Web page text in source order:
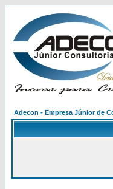
Adecon - Empresa Júnior de